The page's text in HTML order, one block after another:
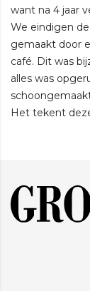
want na 4 jaar
We eindigen
gemaakt door
café. Dit was
alles was
Het tekent